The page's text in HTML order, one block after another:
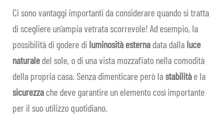
Sistemi Oscuranti
il
menu
child
Praesidium
il
menu
child
Serramenti
il
menu
PRIVATI
Ci sono vantaggi importanti da considerare quando si tratta
di scegliere un’ampia vetrata scorrevole! Ad esempio, la
possibilità di godere di luminosità esterna data dalla luce
naturale del sole, o di una vista mozzafiato nella comodità
della propria casa. Senza dimenticare però la stabilità e la
sicurezza che deve garantire un elemento così importante
per il suo utilizzo quotidiano.